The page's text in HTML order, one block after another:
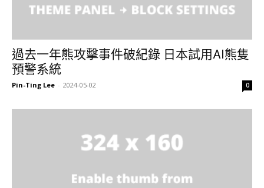
過去一年熊攻擊事件破紀錄 日本試用AI熊隻
預警系統
Pin-Ting Lee - 2024-05-02 0